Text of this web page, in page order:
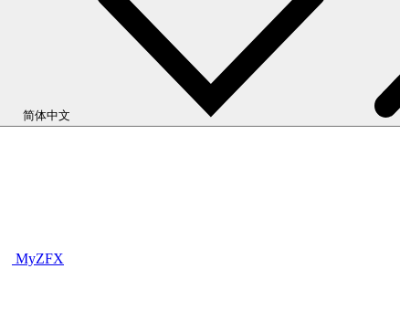
简体中文
MyZFX